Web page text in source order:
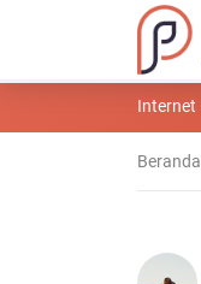
Internet
Beranda